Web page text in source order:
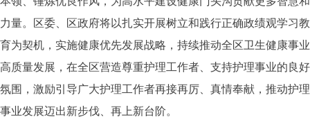
力量。区委、区政府将以扎实开展树立和践行正确政绩观学习教
育为契机，实施健康优先发展战略，持续推动全区卫生健康事业
高质量发展，在全区营造尊重护理工作者、支持护理事业的良好
氛围，激励引导广大护理工作者再接再厉、真情奉献，推动护理
事业发展迈出新步伐、再上新台阶。